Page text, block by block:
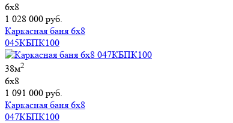
6х8
1 028 000 руб.
Каркасная баня 6х8
045КБПК100
38м2
6х8
1 091 000 руб.
Каркасная баня 6х8
047КБПК100